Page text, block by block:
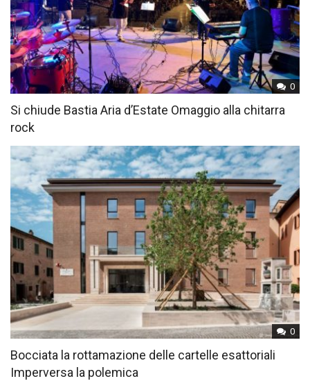
0
Si chiude Bastia Aria d’Estate Omaggio alla chitarra
rock
0
Bocciata la rottamazione delle cartelle esattoriali
Imperversa la polemica